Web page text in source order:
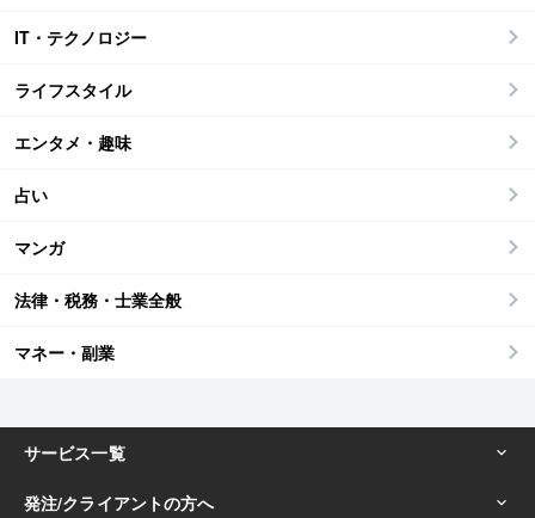
IT・テクノロジー
ライフスタイル
エンタメ・趣味
占い
マンガ
法律・税務・士業全般
マネー・副業